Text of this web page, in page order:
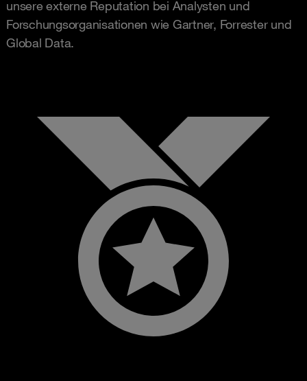
unsere externe Reputation bei Analysten und
Forschungsorganisationen wie Gartner, Forrester und
Global Data.